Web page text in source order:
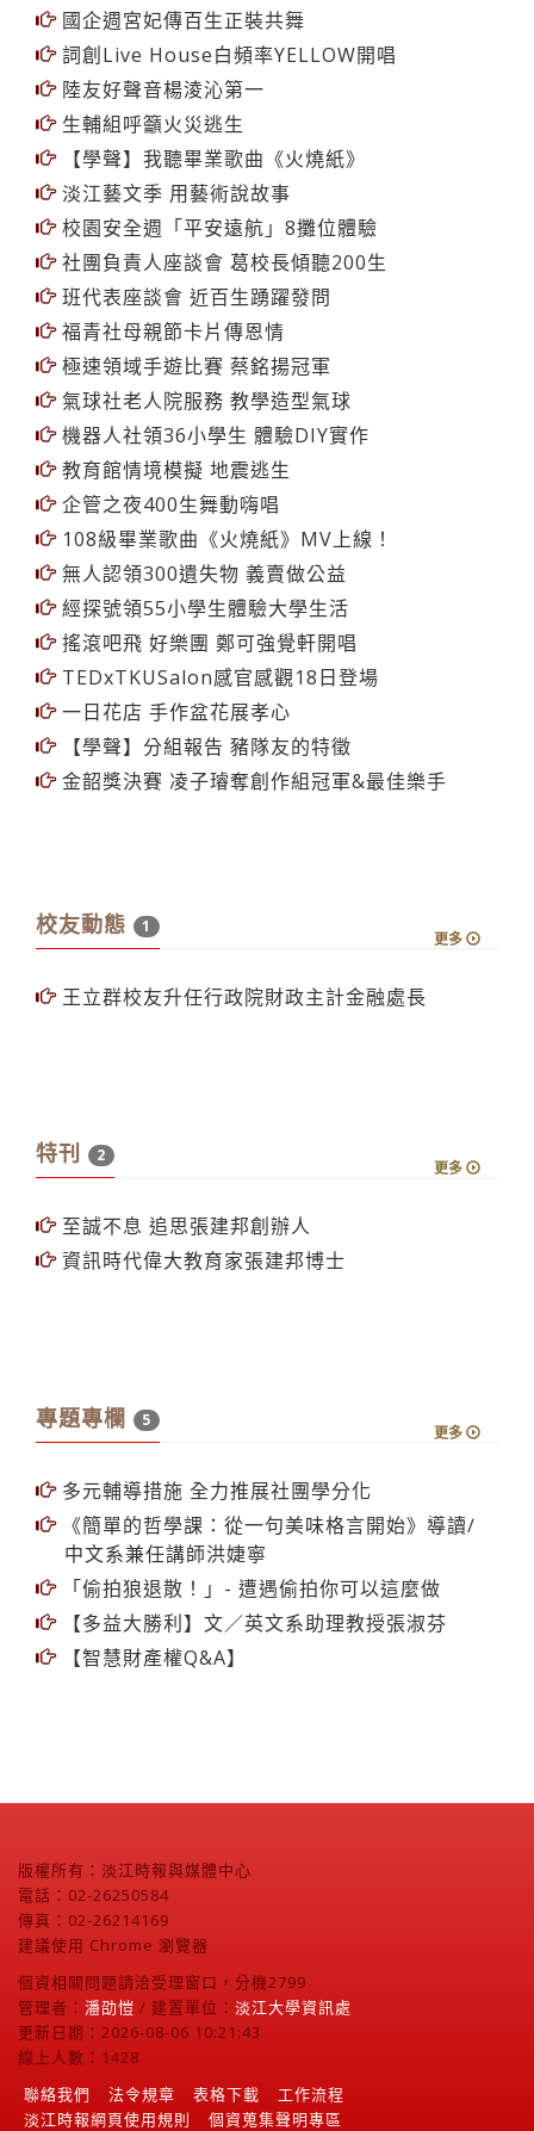
國企週宮妃傳百生正裝共舞
詞創Live House白頻率YELLOW開唱
陸友好聲音楊淩沁第一
生輔組呼籲火災逃生
【學聲】我聽畢業歌曲《火燒紙》
淡江藝文季 用藝術說故事
校園安全週「平安遠航」8攤位體驗
社團負責人座談會 葛校長傾聽200生
班代表座談會 近百生踴躍發問
福青社母親節卡片傳恩情
極速領域手遊比賽 蔡銘揚冠軍
氣球社老人院服務 教學造型氣球
機器人社領36小學生 體驗DIY實作
教育館情境模擬 地震逃生
企管之夜400生舞動嗨唱
108級畢業歌曲《火燒紙》MV上線！
無人認領300遺失物 義賣做公益
經探號領55小學生體驗大學生活
搖滾吧飛 好樂團 鄭可強覺軒開唱
TEDxTKUSalon感官感觀18日登場
一日花店 手作盆花展孝心
【學聲】分組報告 豬隊友的特徵
金韶獎決賽 凌子璿奪創作組冠軍&最佳樂手
校友動態 1
更多
王立群校友升任行政院財政主計金融處長
特刊 2
更多
至誠不息 追思張建邦創辦人
資訊時代偉大教育家張建邦博士
專題專欄 5
更多
多元輔導措施 全力推展社團學分化
《簡單的哲學課：從一句美味格言開始》導讀∕
中文系兼任講師洪婕寧
「偷拍狼退散！」- 遭遇偷拍你可以這麼做
【多益大勝利】文／英文系助理教授張淑芬
【智慧財產權Q&A】
版權所有：淡江時報與媒體中心
電話：02-26250584
傳真：02-26214169
建議使用 Chrome 瀏覽器
個資相關問題請洽受理窗口，分機2799
管理者： 潘劭愷 / 建置單位： 淡江大學資訊處
更新日期：2026-08-06 10:21:43
線上人數：1428
聯絡我們
法令規章 表格下載
工作流程
淡江時報網頁使用規則
個資蒐集聲明專區